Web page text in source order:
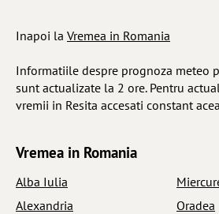
Inapoi la Vremea in Romania
Informatiile despre prognoza meteo
sunt actualizate la 2 ore. Pentru
vremii in Resita accesati constant
Vremea in Romania
Alba Iulia
Alexandria
Oradea